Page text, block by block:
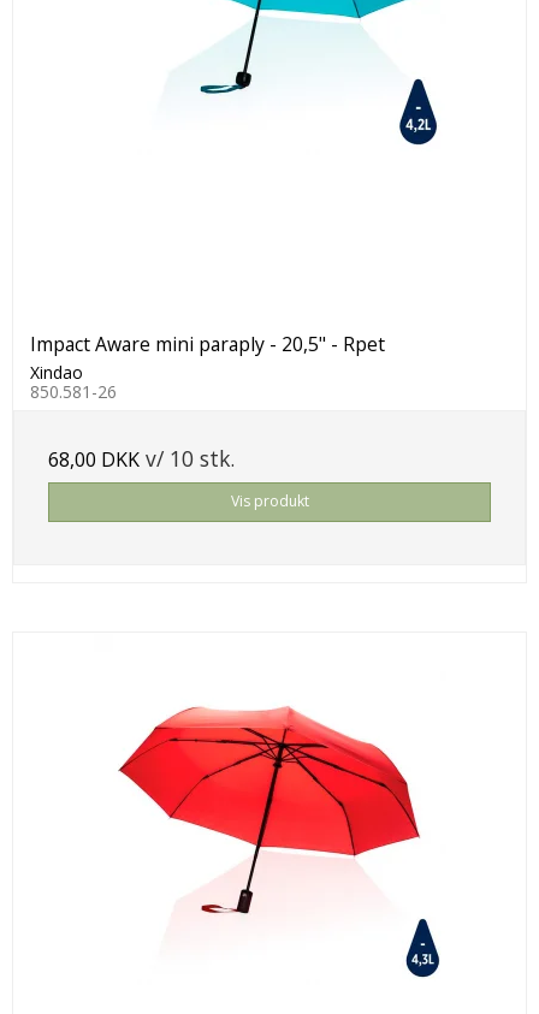
Impact Aware mini paraply - 20,5" - Rpet
Xindao
850.581-26
68,00 DKK v/ 10 stk.
Vis produkt